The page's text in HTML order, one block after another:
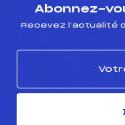
Abonnez-
Recevez l’actualité